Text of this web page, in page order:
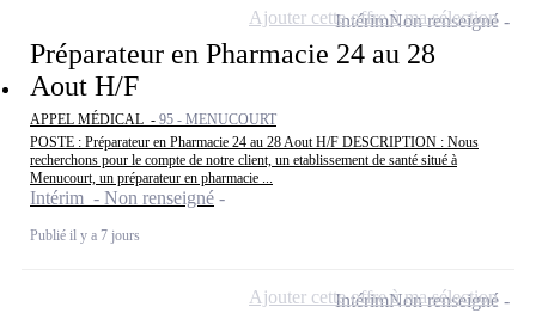
Préparateur en Pharmacie 24 au 28
Aout H/F
APPEL MÉDICAL - 95 - MENUCOURT
POSTE : Préparateur en Pharmacie 24 au 28 Aout H/F DESCRIPTION : Nous
recherchons pour le compte de notre client, un etablissement de santé situé à
Menucourt, un préparateur en pharmacie ...
Intérim - Non renseigné
Publié il y a 7 jours
IntérimNon renseigné
Ajouter cette offre à ma sélection
IntérimNon renseigné
Ajouter cette offre à ma sélection